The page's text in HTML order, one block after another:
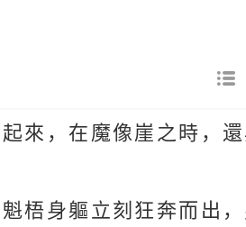
來，在魔像崖之時，
梧身軀立刻狂奔而出